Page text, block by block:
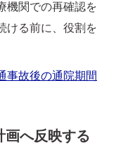
機関での再確認を
ける前に、役割を
事故後の通院期間
画へ反映する